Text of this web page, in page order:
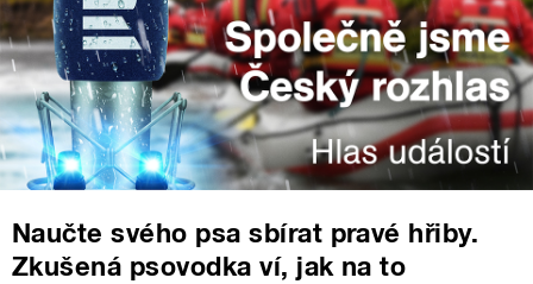
Naučte svého psa sbírat pravé hřiby.
Zkušená psovodka ví, jak na to